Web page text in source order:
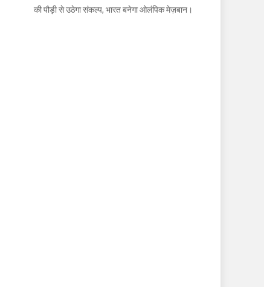
की पौड़ी से उठेगा संकल्प, भारत बनेगा ओलंपिक मेज़बान।